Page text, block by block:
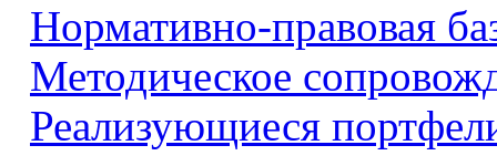
Нормативно-правовая
Методическое
Реализующиеся